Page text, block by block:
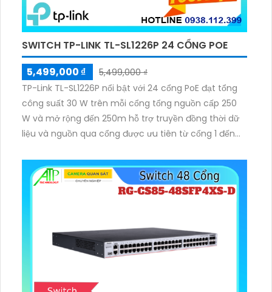
SWITCH TP-LINK TL-SL1226P 24 CỔNG POE
5,499,000 ₫
5,499,000 ₫
TP-Link TL-SL1226P nổi bật với 24 cổng PoE đạt tổng
công suất 30 W trên mỗi cổng tổng nguồn cấp 250
W và mở rộng đến 250m hỗ trợ truyền đồng thời dữ
liệu và nguồn qua cổng được ưu tiên từ cổng 1 đến